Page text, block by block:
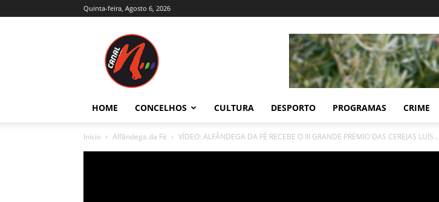
Quinta-feira, Agosto 6, 2026
Trás-
e
Alto
HOME CONCELHOS CULTURA DESPORTO PROGRAMAS CRIME
Início Alfândega da Fé VÍDEO: ALFÂNDEGA DA FÉ RECEBE O III GRANDE PRÉMIO DAS CEREJAS LUÍS...